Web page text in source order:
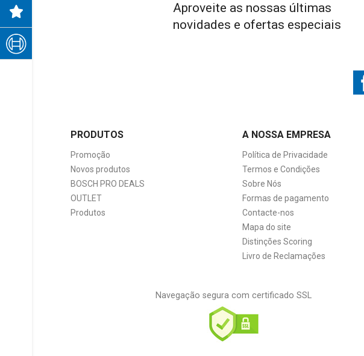
Aproveite as nossas últimas
novidades e ofertas especiais
PRODUTOS
Promoção
Novos produtos
BOSCH PRO DEALS
OUTLET
Produtos
A NOSSA EMPRESA
Política de Privacidade
Termos e Condições
Sobre Nós
Formas de pagamento
Contacte-nos
Mapa do site
Distinções Scoring
Livro de Reclamações
Navegação segura com certificado SSL